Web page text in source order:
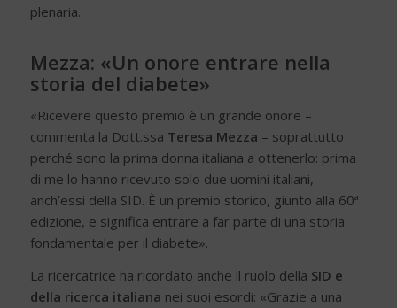
plenaria.
Mezza: «Un onore entrare nella
storia del diabete»
«Ricevere questo premio è un grande onore –
commenta la Dott.ssa Teresa Mezza – soprattutto
perché sono la prima donna italiana a ottenerlo: prima
di me lo hanno ricevuto solo due uomini italiani,
anch’essi della SID. È un premio storico, giunto alla 60ª
edizione, e significa entrare a far parte di una storia
fondamentale per il diabete».
La ricercatrice ha ricordato anche il ruolo della SID e
della ricerca italiana nei suoi esordi: «Grazie a una